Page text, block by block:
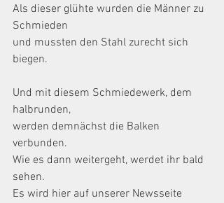
Als dieser glühte wurden die Männer zu
Schmieden
und mussten den Stahl zurecht sich
biegen.
Und mit diesem Schmiedewerk, dem
halbrunden,
werden demnächst die Balken
verbunden.
Wie es dann weitergeht, werdet ihr bald
sehen.
Es wird hier auf unserer Newsseite